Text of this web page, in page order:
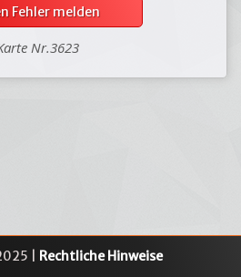
Fehler melden
Nr.3623
| Rechtliche Hinweise